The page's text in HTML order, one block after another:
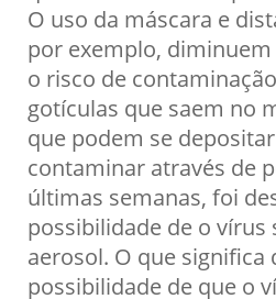
O uso da máscara e
por exemplo,
o risco de
gotículas que saem no
que podem se
contaminar através de
últimas semanas, foi
possibilidade de o
aerosol. O que significa
possibilidade de que o